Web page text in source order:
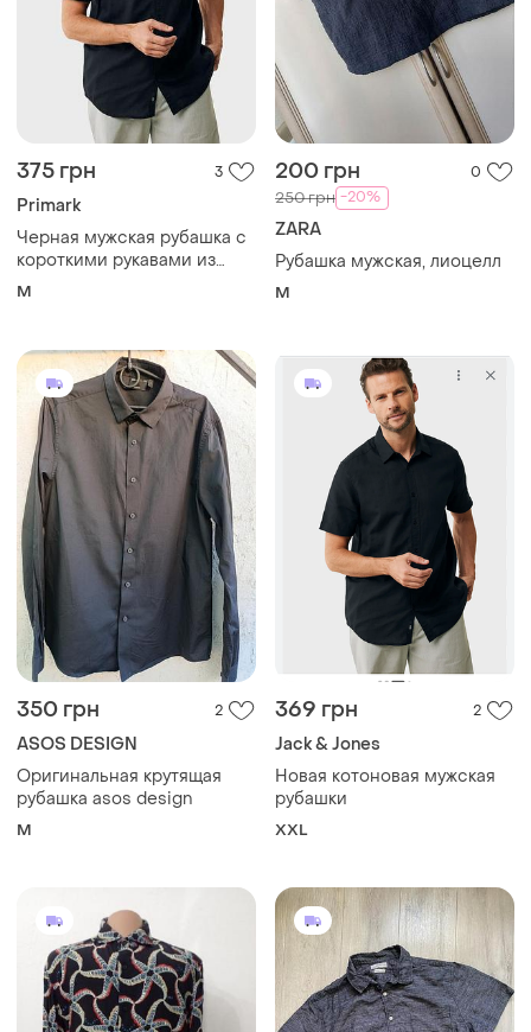
375 грн 3
Primark
Черная мужская рубашка с
короткими рукавами из
смеси льна
M
200 грн 0
250 грн -20%
ZARA
Рубашка мужская, лиоцелл
M
350 грн 2
ASOS DESIGN
Оригинальная крутящая
рубашка asos design
M
369 грн 2
Jack & Jones
Новая котоновая мужская
рубашки
XXL